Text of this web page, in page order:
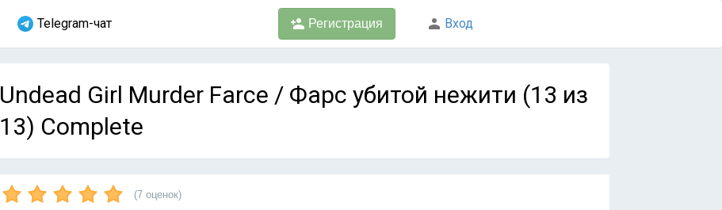
Telegram-чат Регистрация Вход
Undead Girl Murder Farce / Фарс убитой нежити (13 из
13) Complete
(7 оценок)